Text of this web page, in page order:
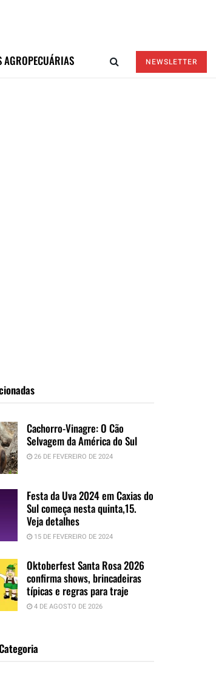
AGROPECUÁRIAS NEWSLETTER
Cachorro-Vinagre: O Cão
Selvagem da América do Sul
26 DE FEVEREIRO DE 2024
Festa da Uva 2024 em Caxias do
Sul começa nesta quinta,15.
Veja detalhes
15 DE FEVEREIRO DE 2024
Oktoberfest Santa Rosa 2026
confirma shows, brincadeiras
típicas e regras para traje
4 DE AGOSTO DE 2026